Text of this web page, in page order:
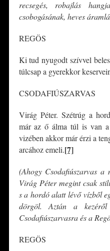
recsegés, robajlás
csobogásának, heves
REGÖS
Ki tud nyugodt szívvel
túlcsap a gyerekkor
CSODAFIÚSZARVAS
Virág Péter. Szétrúg a
már az ő álma túl is van
vizében akkor már érzi a
arcához emeli.[7]
(Ahogy Csodafiúszarvas a
Virág Péter megint csak
s a hordó alatt lévő vízből
dörgöl. Aztán a
Csodafiúszarvasra és a
REGÖS